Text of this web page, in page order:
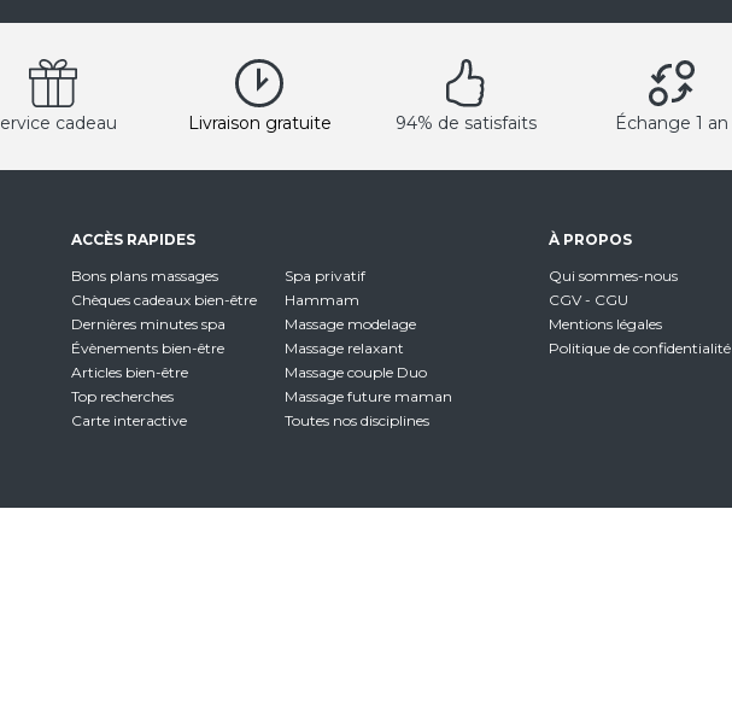
cadeau Livraison gratuite 94% de satisfaits Échange 1 an
ACCÈS RAPIDES
Bons plans massages
Chèques cadeaux bien-être
Dernières minutes spa
Évènements bien-être
Articles bien-être
Top recherches
Carte interactive
Spa privatif
Hammam
Massage modelage
Massage relaxant
Massage couple Duo
Massage future maman
Toutes nos disciplines
À PROPOS
Qui sommes-nous
CGV - CGU
Mentions légales
Politique de confidentialité